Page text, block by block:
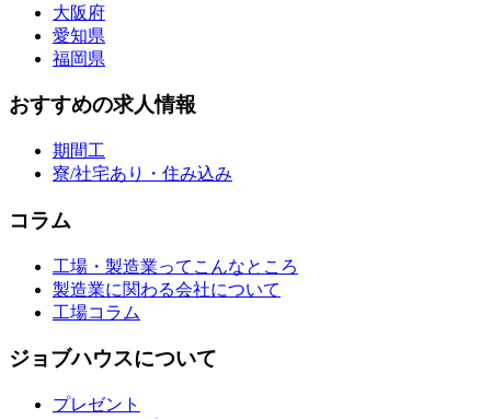
大阪府
愛知県
福岡県
おすすめの求人情報
期間工
寮/社宅あり・住み込み
コラム
工場・製造業ってこんなところ
製造業に関わる会社について
工場コラム
ジョブハウスについて
プレゼント